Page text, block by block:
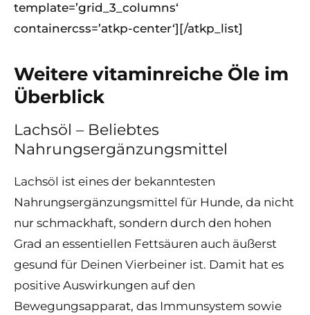
template=’grid_3_columns‘
containercss=’atkp-center‘][/atkp_list]
Weitere vitaminreiche Öle im
Überblick
Lachsöl – Beliebtes
Nahrungsergänzungsmittel
Lachsöl ist eines der bekanntesten
Nahrungsergänzungsmittel für Hunde, da nicht
nur schmackhaft, sondern durch den hohen
Grad an essentiellen Fettsäuren auch äußerst
gesund für Deinen Vierbeiner ist. Damit hat es
positive Auswirkungen auf den
Bewegungsapparat, das Immunsystem sowie